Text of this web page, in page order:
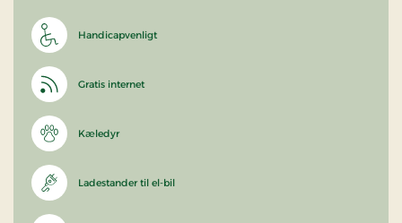
Handicapvenligt
Gratis internet
Kæledyr
Ladestander til el-bil